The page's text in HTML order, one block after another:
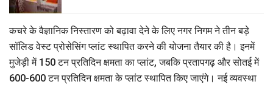
कचरे के वैज्ञानिक निस्तारण को बढ़ावा देने के लिए नगर निगम ने तीन बड़े
सॉलिड वेस्ट प्रोसेसिंग प्लांट स्थापित करने की योजना तैयार की है। इनमें
मुजेड़ी में 150 टन प्रतिदिन क्षमता का प्लांट, जबकि प्रतापगढ़ और सोतई में
600-600 टन प्रतिदिन क्षमता के प्लांट स्थापित किए जाएंगे। नई व्यवस्था